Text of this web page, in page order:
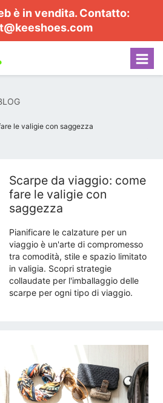
è in vendita. Contatto:
le valigie con saggezza
Scarpe da viaggio: come
fare le valigie con
saggezza
Pianificare le calzature per un
viaggio è un'arte di compromesso
tra comodità, stile e spazio limitato
in valigia. Scopri strategie
collaudate per l'imballaggio delle
scarpe per ogni tipo di viaggio.